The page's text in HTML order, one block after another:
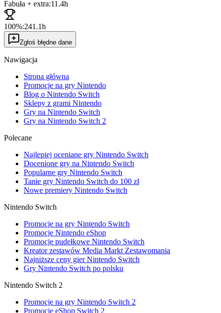
Fabuła + extra:11.4h
100%:241.1h
Zgłoś błędne dane
Nawigacja
Strona główna
Promocje na gry Nintendo
Blog o Nintendo Switch
Sklepy z grami Nintendo
Gry na Nintendo Switch
Gry na Nintendo Switch 2
Polecane
Najlepiej oceniane gry Nintendo Switch
Docenione gry na Nintendo Switch
Popularne gry Nintendo Switch
Tanie gry Nintendo Switch do 100 zł
Nowe premiery Nintendo Switch
Nintendo Switch
Promocje na gry Nintendo Switch
Promocje Nintendo eShop
Promocje pudełkowe Nintendo Switch
Kreator zestawów Media Markt Zestawomania
Najniższe ceny gier Nintendo Switch
Gry Nintendo Switch po polsku
Nintendo Switch 2
Promocje na gry Nintendo Switch 2
Promocje eShop Switch 2